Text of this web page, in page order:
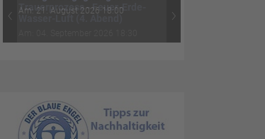
Rituale für Menschen im
Wasser-Luft (4. Abend)
‹ ›